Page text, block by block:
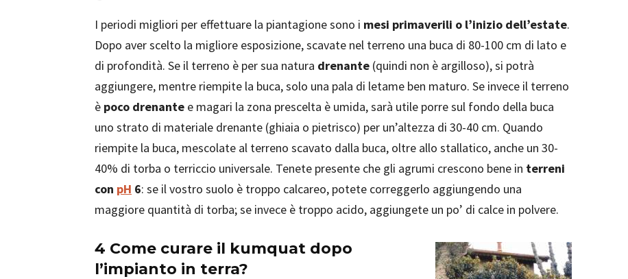
I periodi migliori per effettuare la piantagione sono i mesi primaverili o l’inizio dell’estate.
Dopo aver scelto la migliore esposizione, scavate nel terreno una buca di 80-100 cm di lato e
di profondità. Se il terreno è per sua natura drenante (quindi non è argilloso), si potrà
aggiungere, mentre riempite la buca, solo una pala di letame ben maturo. Se invece il terreno
è poco drenante e magari la zona prescelta è umida, sarà utile porre sul fondo della buca
uno strato di materiale drenante (ghiaia o pietrisco) per un’altezza di 30-40 cm. Quando
riempite la buca, mescolate al terreno scavato dalla buca, oltre allo stallatico, anche un 30-
40% di torba o terriccio universale. Tenete presente che gli agrumi crescono bene in terreni
con pH 6: se il vostro suolo è troppo calcareo, potete correggerlo aggiungendo una
maggiore quantità di torba; se invece è troppo acido, aggiungete un po’ di calce in polvere.
4 Come curare il kumquat dopo
l’impianto in terra?